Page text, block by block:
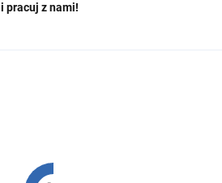
i pracuj z nami!